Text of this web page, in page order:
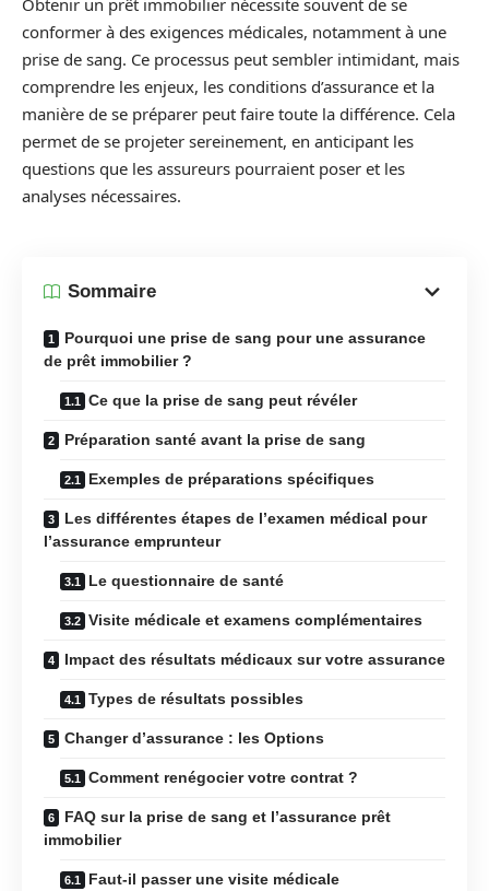
Obtenir un prêt immobilier nécessite souvent de se
conformer à des exigences médicales, notamment à une
prise de sang. Ce processus peut sembler intimidant, mais
comprendre les enjeux, les conditions d’assurance et la
manière de se préparer peut faire toute la différence. Cela
permet de se projeter sereinement, en anticipant les
questions que les assureurs pourraient poser et les
analyses nécessaires.
Sommaire
Pourquoi une prise de sang pour une assurance
de prêt immobilier ?
Ce que la prise de sang peut révéler
Préparation santé avant la prise de sang
Exemples de préparations spécifiques
Les différentes étapes de l’examen médical pour
l’assurance emprunteur
Le questionnaire de santé
Visite médicale et examens complémentaires
Impact des résultats médicaux sur votre assurance
Types de résultats possibles
Changer d’assurance : les Options
Comment renégocier votre contrat ?
FAQ sur la prise de sang et l’assurance prêt
immobilier
Faut-il passer une visite médicale